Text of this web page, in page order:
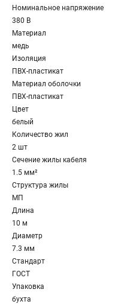
Номинальное напряжение
380 В
Материал
медь
Изоляция
ПВХ-пластикат
Материал оболочки
ПВХ-пластикат
Цвет
белый
Количество жил
2 шт
Сечение жилы кабеля
1.5 мм²
Структура жилы
МП
Длина
10 м
Диаметр
7.3 мм
Стандарт
ГОСТ
Упаковка
бухта